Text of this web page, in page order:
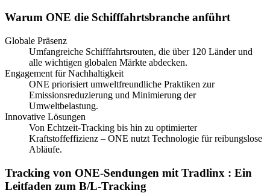
Warum ONE die Schifffahrtsbranche anführt
Globale Präsenz
Umfangreiche Schifffahrtsrouten, die über 120 Länder und
alle wichtigen globalen Märkte abdecken.
Engagement für Nachhaltigkeit
ONE priorisiert umweltfreundliche Praktiken zur
Emissionsreduzierung und Minimierung der
Umweltbelastung.
Innovative Lösungen
Von Echtzeit-Tracking bis hin zu optimierter
Kraftstoffeffizienz – ONE nutzt Technologie für reibungslose
Abläufe.
Tracking von ONE-Sendungen mit Tradlinx : Ein
Leitfaden zum B/L-Tracking